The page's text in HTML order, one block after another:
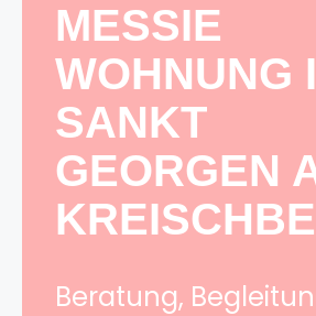
MESSIE
WOHNUNG
SANKT
GEORGEN
Beratung,